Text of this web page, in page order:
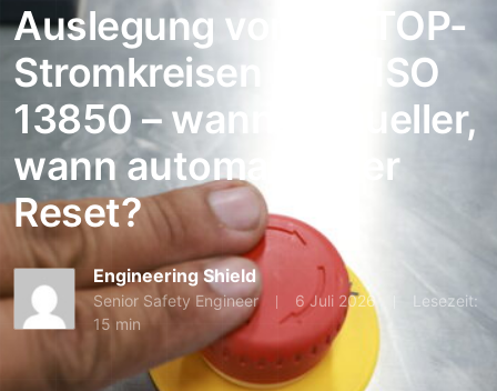
Auslegung von E-STOP-
Stromkreisen nach ISO
13850 – wann manueller,
wann automatischer
Reset?
Engineering Shield
Senior Safety Engineer 6 Juli 2026
Lesezeit:
15 min